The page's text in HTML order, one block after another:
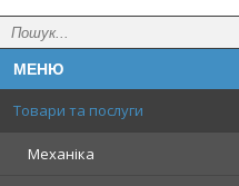
Товари та послуги
Механіка